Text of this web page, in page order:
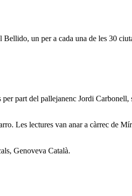
Bellido, un per a cada una de les 30
per part del pallejanenc Jordi
Les lectures van anar a càrrec de
Genoveva Català.